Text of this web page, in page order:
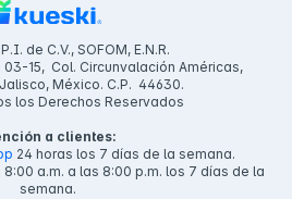
de C.V., SOFOM, E.N.R.
03-15, Col. Circunvalación Américas,
México. C.P. 44630.
los Derechos Reservados
a clientes:
24 horas los 7 días de la semana.
a.m. a las 8:00 p.m. los 7 días de la
semana.